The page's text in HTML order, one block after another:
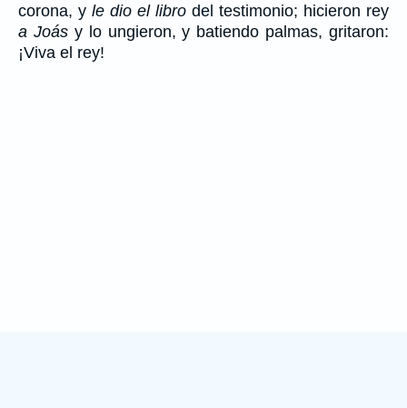
corona, y le dio el libro del testimonio; hicieron rey
a Joásy lo ungieron, y batiendo palmas, gritaron:
¡Viva el rey!